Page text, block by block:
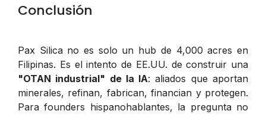
Conclusión
Pax Silica no es solo un hub de 4,000 acres en
Filipinas. Es el intento de EE.UU. de construir una
"OTAN industrial" de la IA: aliados que aportan
minerales, refinan, fabrican, financian y protegen.
Para founders hispanohablantes, la pregunta no